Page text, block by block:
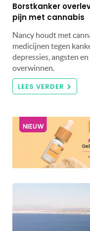
Borstkanker
pijn met cannabis
Nancy houdt met
medicijnen tegen
depressies, angsten
overwinnen.
LEES VERDER